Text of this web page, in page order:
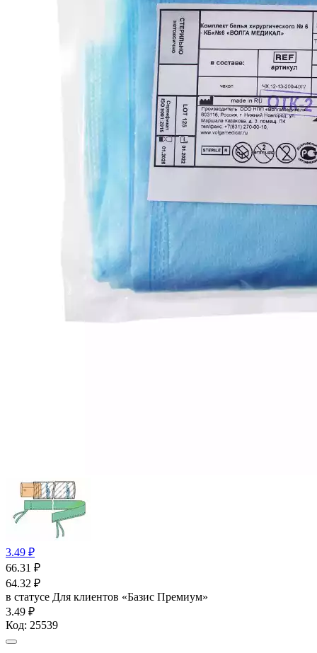
3.49 ₽
66.31 ₽
64.32 ₽
в статусе Для клиентов «Базис Премиум»
3.49 ₽
Код: 25539